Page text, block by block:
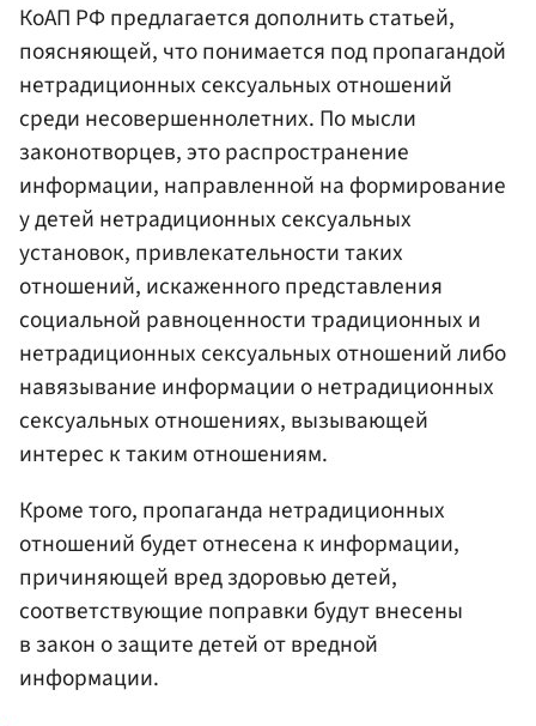
КоАП РФ предлагается дополнить статьей,
поясняющей, что понимается под пропагандой
нетрадиционных сексуальных отношений
среди несовершеннолетних. По мысли
законотворцев, это распространение
информации, направленной на формирование
у детей нетрадиционных сексуальных
установок, привлекательности таких
отношений, искаженного представления
социальной равноценности традиционных и
нетрадиционных сексуальных отношений либо
навязывание информации о нетрадиционных
сексуальных отношениях, вызывающей
интерес к таким отношениям.
Кроме того, пропаганда нетрадиционных
отношений будет отнесена к информации,
причиняющей вред здоровью детей,
соответствующие поправки будут внесены
в закон о защите детей от вредной
информации.